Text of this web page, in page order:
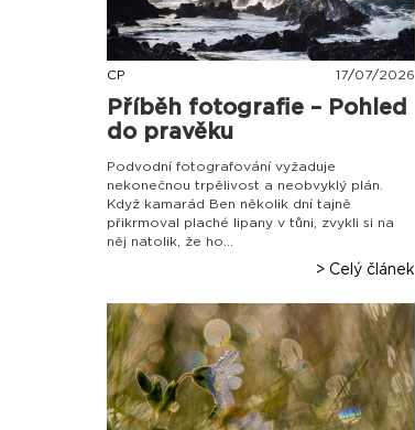
CP 17/07/2026
Příběh fotografie – Pohled
do pravěku
Podvodní fotografování vyžaduje
nekonečnou trpělivost a neobvyklý plán.
Když kamarád Ben několik dní tajně
přikrmoval plaché lipany v tůni, zvykli si na
něj natolik, že ho...
> Celý článek